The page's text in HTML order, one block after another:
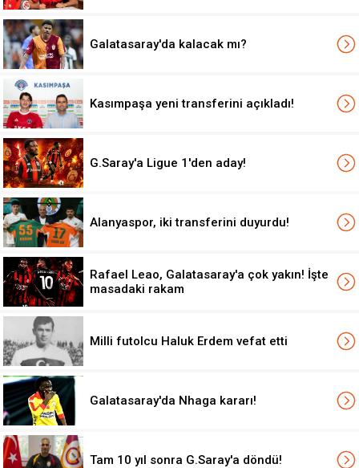
Galatasaray'da kalacak mı?
Kasımpaşa yeni transferini açıkladı!
G.Saray'a Ligue 1'den aday!
Alanyaspor, iki transferini duyurdu!
Rafael Leao, Galatasaray'a çok yakın! İşte
masadaki rakam
Milli futolcu Haluk Erdem vefat etti
Galatasaray'da Nhaga kararı!
Tam 10 yıl sonra G.Saray'a döndü!